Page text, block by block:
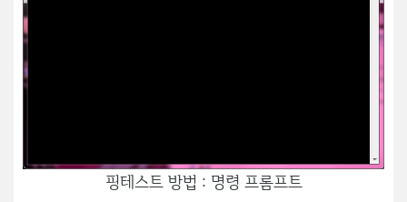
핑테스트 방법 : 명령 프롬프트